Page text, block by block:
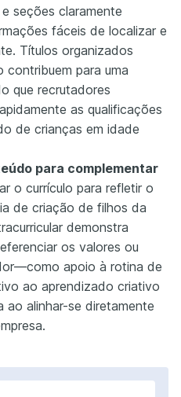
seções claramente
fáceis de localizar e
Títulos organizados
contribuem para uma
que recrutadores
as qualificações
de crianças em idade
para complementar
o currículo para refletir o
de criação de filhos da
demonstra
os valores ou
apoio à rotina de
ao aprendizado criativo
alinhar-se diretamente